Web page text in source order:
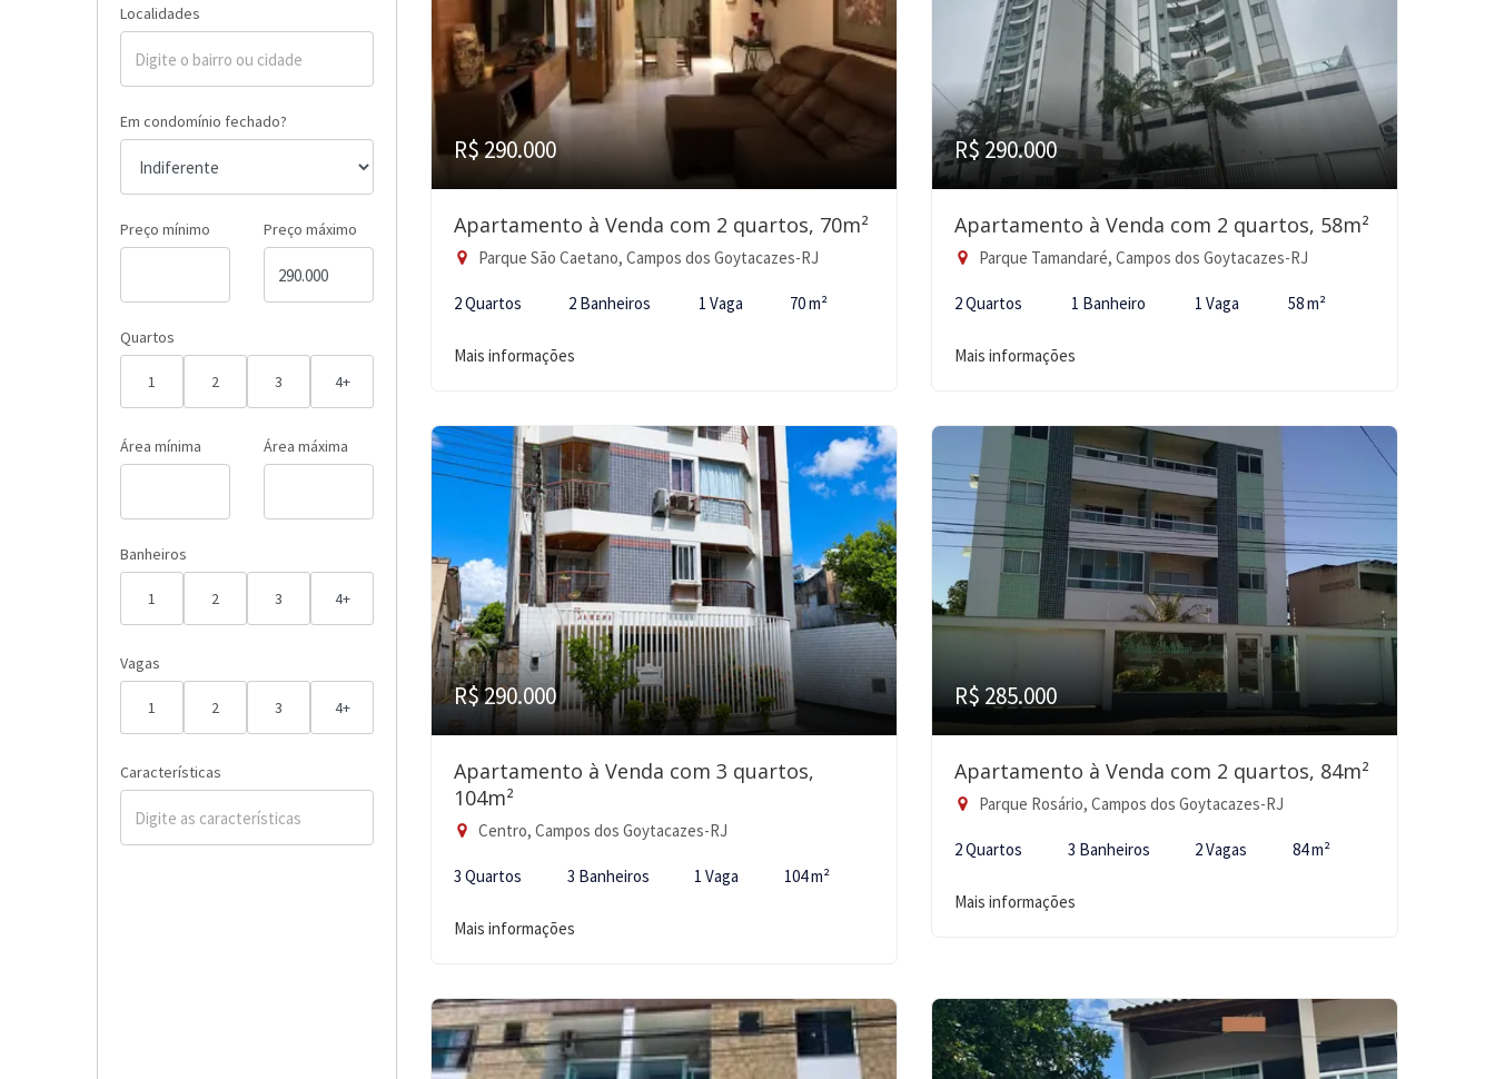
Localidades
Em condomínio fechado?
Preço mínimo Preço máximo
Quartos
1 2 3 4+
Área mínima Área máxima
Banheiros
1 2 3 4+
Vagas
1 2 3 4+
Características
R$ 290.000
Apartamento à Venda com 2 quartos, 70m²
Parque São Caetano, Campos dos Goytacazes-RJ
2 Quartos 2 Banheiros 1 Vaga 70 m²
Mais informações
R$ 290.000
Apartamento à Venda com 2 quartos, 58m²
Parque Tamandaré, Campos dos Goytacazes-RJ
2 Quartos 1 Banheiro 1 Vaga 58 m²
Mais informações
R$ 290.000
Apartamento à Venda com 3 quartos,
104m²
Centro, Campos dos Goytacazes-RJ
3 Quartos 3 Banheiros 1 Vaga 104 m²
Mais informações
R$ 285.000
Apartamento à Venda com 2 quartos, 84m²
Parque Rosário, Campos dos Goytacazes-RJ
2 Quartos 3 Banheiros 2 Vagas 84 m²
Mais informações